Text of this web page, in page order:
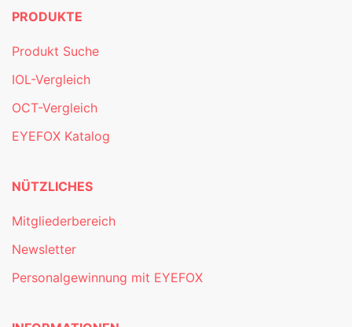
PRODUKTE
Produkt Suche
IOL-Vergleich
OCT-Vergleich
EYEFOX Katalog
NÜTZLICHES
Mitgliederbereich
Newsletter
Personalgewinnung mit EYEFOX